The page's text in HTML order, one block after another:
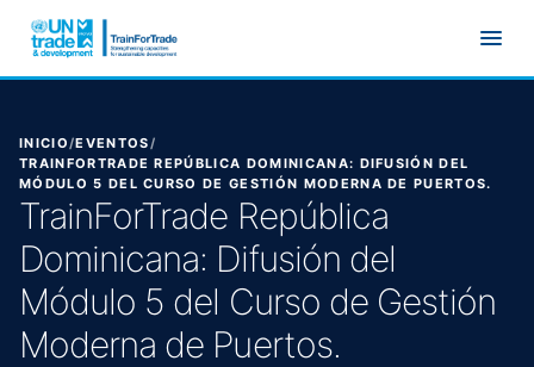
INICIO/EVENTOS/
TRAINFORTRADE REPÚBLICA DOMINICANA: DIFUSIÓN DEL
MÓDULO 5 DEL CURSO DE GESTIÓN MODERNA DE PUERTOS.
TrainForTrade República
Dominicana: Difusión del
Módulo 5 del Curso de Gestión
Moderna de Puertos.